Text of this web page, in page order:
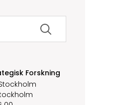
Forskning